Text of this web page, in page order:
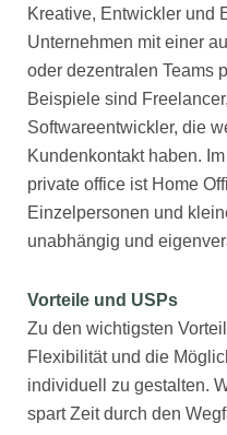
Kreative, Entwickler und
Unternehmen mit einer
oder dezentralen Teams
Beispiele sind
Softwareentwickler, die
Kundenkontakt haben.
private office ist Home
Einzelpersonen und
unabhängig und
Vorteile und USPs
Zu den wichtigsten
Flexibilität und die
individuell zu gestalten.
spart Zeit durch den